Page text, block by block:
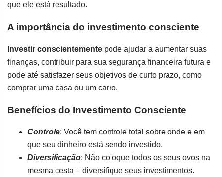
que ele está resultado.
A importância do investimento consciente
Investir conscientemente pode ajudar a aumentar suas
finanças, contribuir para sua segurança financeira futura e
pode até satisfazer seus objetivos de curto prazo, como
comprar uma casa ou um carro.
Benefícios do Investimento Consciente
Controle: Você tem controle total sobre onde e em
que seu dinheiro está sendo investido.
Diversificação: Não coloque todos os seus ovos na
mesma cesta – diversifique seus investimentos.